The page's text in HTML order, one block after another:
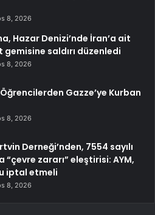
8, 2026
Hazar Denizi’nde İran’a ait
saldırı düzenledi
8, 2026
Gazze’ye Kurban
8, 2026
Derneği’nden, 7554 sayılı
“çevre zararı” eleştirisi: AYM,
iptal etmeli
8, 2026